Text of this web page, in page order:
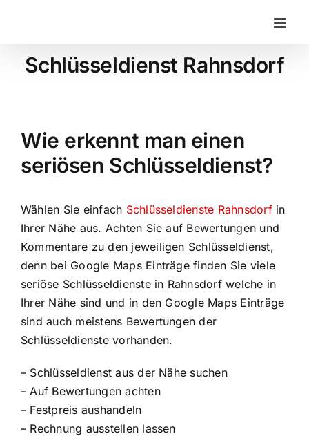
Schlüsseldienst Rahnsdorf
Wie erkennt man einen
seriösen Schlüsseldienst?
Wählen Sie einfach Schlüsseldienste Rahnsdorfin
Ihrer Nähe aus. Achten Sie auf Bewertungen und
Kommentare zu den jeweiligen Schlüsseldienst,
denn bei Google Maps Einträge finden Sie viele
seriöse Schlüsseldienste in Rahnsdorf welche in
Ihrer Nähe sind und in den Google Maps Einträge
sind auch meistens Bewertungen der
Schlüsseldienste vorhanden.
– Schlüsseldienst aus der Nähe suchen
– Auf Bewertungen achten
– Festpreis aushandeln
– Rechnung ausstellen lassen